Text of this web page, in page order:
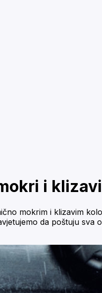
i klizavi
mokrim i klizavim
da poštuju